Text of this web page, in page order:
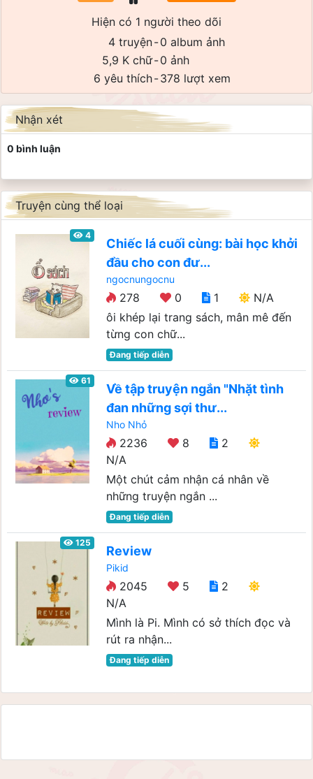
Hiện có 1 người theo dõi
4 truyện-0 album ảnh
5,9 K chữ-0 ảnh
6 yêu thích-378 lượt xem
Nhận xét
0 bình luận
Truyện cùng thể loại
4
Chiếc lá cuối cùng: bài học khởi
đầu cho con đư...
ngocnungocnu
278 0 1
N/A
ôi khép lại trang sách, mân mê đến
từng con chữ...
Đang tiếp diễn
61
Về tập truyện ngắn "Nhặt tình
đan những sợi thư...
Nho Nhỏ
2236 8
2
N/A
Một chút cảm nhận cá nhân về
những truyện ngắn ...
Đang tiếp diễn
125
Review
Pikid
2045 5
2
N/A
Mình là Pi. Mình có sở thích đọc và
rút ra nhận...
Đang tiếp diễn